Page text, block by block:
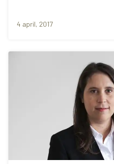
4 april, 2017